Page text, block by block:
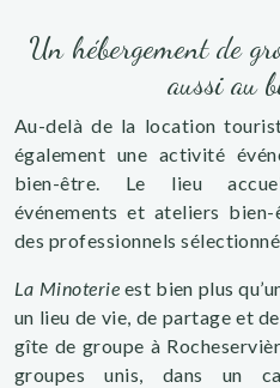
Un hébergement de
aussi au
Au-delà de la location
également une activité
bien-être. Le lieu
événements et ateliers
des professionnels
La Minoterie est bien plus
un lieu de vie, de partage et
gîte de groupe à
groupes unis, dans un